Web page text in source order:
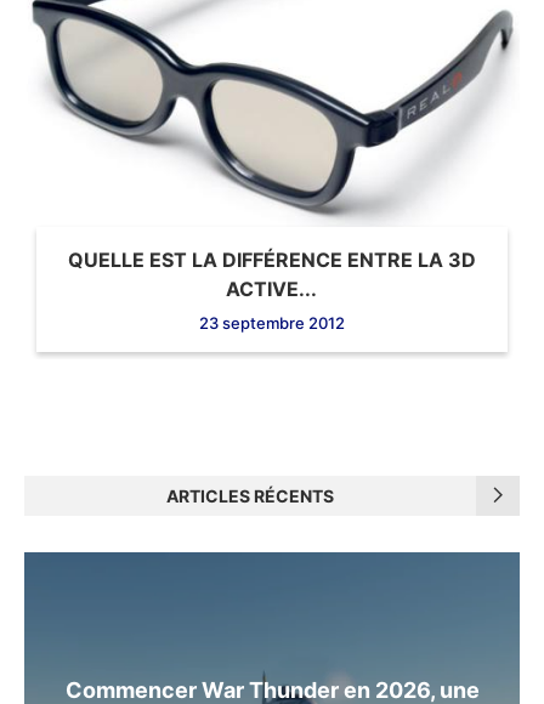
QUELLE EST LA DIFFÉRENCE ENTRE LA 3D
ACTIVE...
23 septembre 2012
ARTICLES RÉCENTS
Commencer War Thunder en 2026, une